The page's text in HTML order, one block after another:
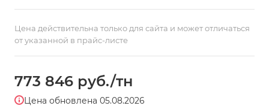
Цена действительна только для сайта и может отличаться
от указанной в прайс-листе
773 846 руб./тн
Цена обновлена 05.08.2026